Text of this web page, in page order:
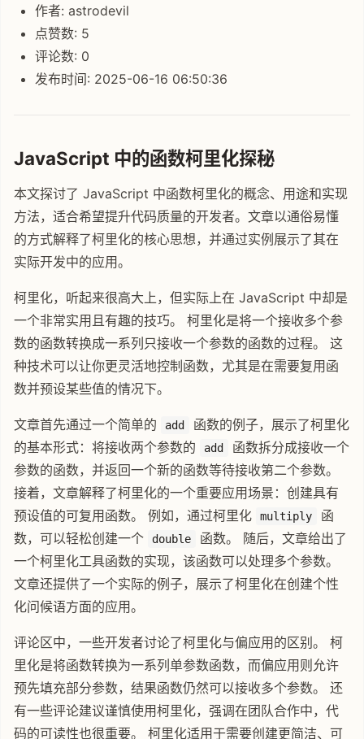
作者: astrodevil
点赞数: 5
评论数: 0
发布时间: 2025-06-16 06:50:36
JavaScript 中的函数柯里化探秘
本文探讨了 JavaScript 中函数柯里化的概念、用途和实现
方法，适合希望提升代码质量的开发者。文章以通俗易懂
的方式解释了柯里化的核心思想，并通过实例展示了其在
实际开发中的应用。
柯里化，听起来很高大上，但实际上在 JavaScript 中却是
一个非常实用且有趣的技巧。 柯里化是将一个接收多个参
数的函数转换成一系列只接收一个参数的函数的过程。 这
种技术可以让你更灵活地控制函数，尤其是在需要复用函
数并预设某些值的情况下。
文章首先通过一个简单的 add
函数的例子，展示了柯里化
的基本形式：将接收两个参数的
add
函数拆分成接收一个
参数的函数，并返回一个新的函数等待接收第二个参数。
接着，文章解释了柯里化的一个重要应用场景：创建具有
预设值的可复用函数。 例如，通过柯里化
multiply
函
数，可以轻松创建一个
double
函数。 随后，文章给出了
一个柯里化工具函数的实现，该函数可以处理多个参数。
文章还提供了一个实际的例子，展示了柯里化在创建个性
化问候语方面的应用。
评论区中，一些开发者讨论了柯里化与偏应用的区别。 柯
里化是将函数转换为一系列单参数函数，而偏应用则允许
预先填充部分参数，结果函数仍然可以接收多个参数。 还
有一些评论建议谨慎使用柯里化，强调在团队合作中，代
码的可读性也很重要。 柯里化适用于需要创建更简洁、可